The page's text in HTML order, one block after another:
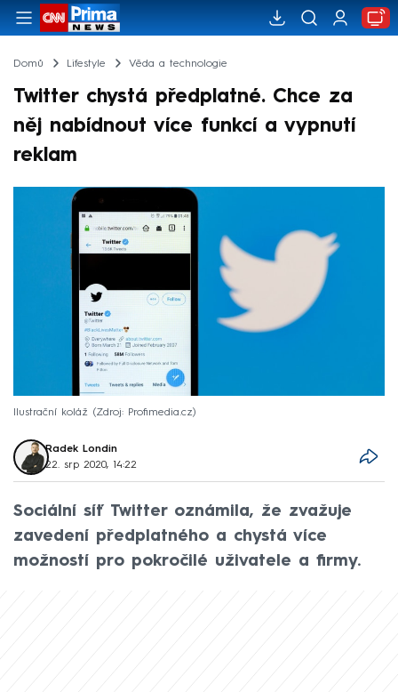
Domů Lifestyle Věda a technologie
Twitter chystá předplatné. Chce za
něj nabídnout více funkcí a vypnutí
reklam
Ilustrační koláž Zdroj: Profimedia.cz
Radek Londin
22. srp 2020, 14:22
Sociální síť Twitter oznámila, že zvažuje
zavedení předplatného a chystá více
možností pro pokročilé uživatele a firmy.